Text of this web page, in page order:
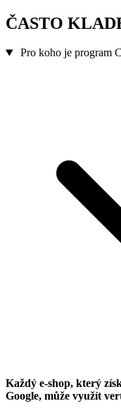
ČASTO
Pro koho je program
Každý e-shop, který
Google, může využít